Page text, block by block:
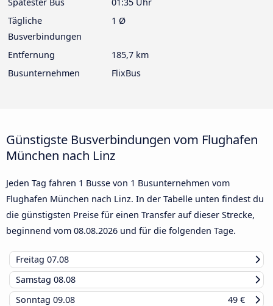
Tägliche
Busverbindungen
1 Ø
Entfernung
185,7 km
Busunternehmen
FlixBus
Günstigste Busverbindungen vom Flughafen
München nach Linz
Jeden Tag fahren 1 Busse von 1 Busunternehmen vom
Flughafen München nach Linz. In der Tabelle unten findest du
die günstigsten Preise für einen Transfer auf dieser Strecke,
beginnend vom 08.08.2026 und für die folgenden Tage.
Freitag 07.08
Samstag 08.08
Sonntag 09.08
49 €